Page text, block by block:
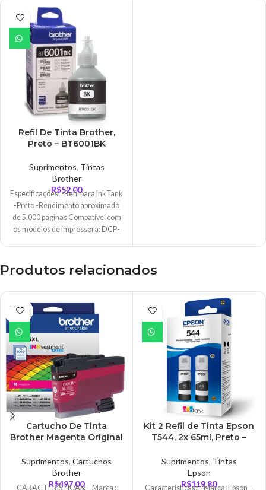
Refil De Tinta Brother,
Preto – BT6001BK
Suprimentos, Tintas
Brother
R$52,00
Especificações: -Refil para InkTank
-Preto -Rendimento aproximado
de 5.000 páginas Compatível com
os modelos de impressora: DCP-
Produtos relacionados
ESGO
TADO
Cartucho De Tinta
Brother Magenta Original
Suprimentos, Cartuchos
Brother
R$497,00
CARACTERÍSTICAS: – Marca :
ESGO
TADO
Kit 2 Refil de Tinta Epson
T544, 2x 65ml, Preto –
Suprimentos, Tintas
Epson
R$119,80
Características: – Marca: Epson –